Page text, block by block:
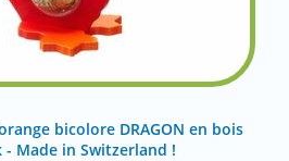
bicolore DRAGON en bois
- Made in Switzerland !